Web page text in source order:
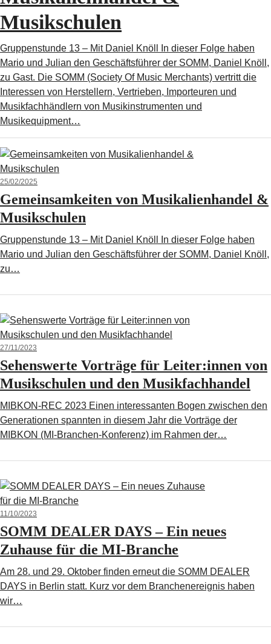
Musikschulen
Gruppenstunde 13 – Mit Daniel Knöll In dieser Folge haben
Mario und Julian den Geschäftsführer der SOMM, Daniel Knöll,
zu Gast. Die SOMM (Society Of Music Merchants) vertritt die
Interessen von Herstellern, Vertrieben, Importeuren und
Musikfachhändlern von Musikinstrumenten und
Musikequipment…
25/02/2025
Gemeinsamkeiten von Musikalienhandel &
Musikschulen
Gruppenstunde 13 – Mit Daniel Knöll In dieser Folge haben
Mario und Julian den Geschäftsführer der SOMM, Daniel Knöll,
zu…
27/11/2023
Sehenswerte Vorträge für Leiter:innen von
Musikschulen und den Musikfachhandel
MIBKON-REC 2023 Einen interessanten Bogen zwischen den
Generationen spannten in diesem Jahr die Vorträge der
MIBKON (MI-Branchen-Konferenz) im Rahmen der…
11/10/2023
SOMM DEALER DAYS – Ein neues
Zuhause für die MI-Branche
Am 28. und 29. Oktober finden erneut die SOMM DEALER
DAYS in Berlin statt. Kurz vor dem Branchenereignis haben
wir…